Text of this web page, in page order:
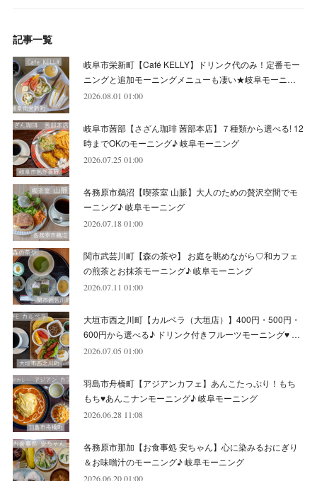
(5
(7)
(10
( 6)
(10)
(6
(5)
(6)
(8)
(7
(9)
(4)
(6)
(7
(11)
(7)
(9)
(2)
(7
(7)
(5)
(1)
(8)
(4)
(7)
(4)
(5)
(4)
(4)
(10)
(10)
(6)
(7)
(8)
(7)
(6)
(5)
(6)
(8)
(8)
(5)
(8)
(8)
(8)
(9)
(9)
(9)
(7)
(11)
(10)
(10)
(12)
(16)
(9)
(13)
(8)
(6)
(12)
(6)
記事一覧
岐阜市栄新町【Café KELLY】ドリンク代のみ！定番モー
ニングと追加モーニングメニューも凄い★岐阜モーニ…
2026.08.01 01:00
岐阜市茜部【さざん珈琲 茜部本店】７種類から選べる! 12
時までOKのモーニング♪ 岐阜モーニング
2026.07.25 01:00
各務原市鵜沼【喫茶室 山脈】大人のための贅沢空間でモ
ーニング♪ 岐阜モーニング
2026.07.18 01:00
関市武芸川町【森の茶や】 お庭を眺めながら♡和カフェ
の煎茶とお抹茶モーニング♪ 岐阜モーニング
2026.07.11 01:00
大垣市西之川町【カルベラ（大垣店）】400円・500円・
600円から選べる♪ ドリンク付きフルーツモーニング♥ …
2026.07.05 01:00
羽島市舟橋町【アジアンカフェ】あんこたっぷり！もち
もち♥あんこナンモーニング♪ 岐阜モーニング
2026.06.28 11:08
各務原市那加【お食事処 安ちゃん】心に染みるおにぎり
＆お味噌汁のモーニング♪ 岐阜モーニング
2026.06.20 01:00